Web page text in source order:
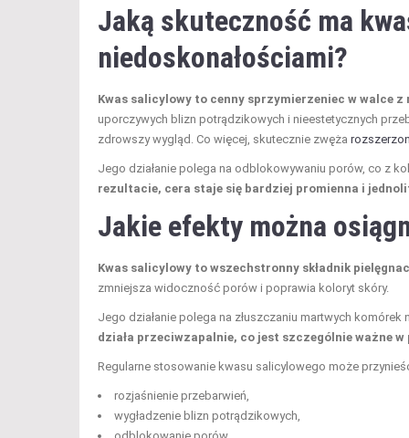
Jaką skuteczność ma
niedoskonałościami?
Kwas salicylowy to cenny sprzymierzeniec w walce z
uporczywych blizn potrądzikowych i nieestetycznych
zdrowszy wygląd. Co więcej, skutecznie zwęża
Jego działanie polega na odblokowywaniu porów, co z
rezultacie, cera staje się bardziej promienna i
Jakie efekty można
Kwas salicylowy to wszechstronny składnik
zmniejsza widoczność porów i poprawia koloryt skóry.
Jego działanie polega na złuszczaniu martwych
działa przeciwzapalnie, co jest szczególnie ważne
Regularne stosowanie kwasu salicylowego może
rozjaśnienie przebarwień,
wygładzenie blizn potrądzikowych,